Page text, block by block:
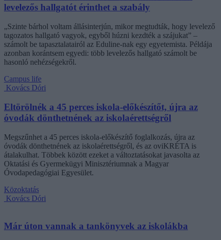
levelezős hallgatót érinthet a szabály
„Szinte bárhol voltam állásinterjún, mikor megtudták, hogy levelező
tagozatos hallgató vagyok, egyből húzni kezdték a szájukat” –
számolt be tapasztalatairól az Eduline-nak egy egyetemista. Példája
azonban korántsem egyedi: több levelezős hallgató számolt be
hasonló nehézségekről.
Campus life
Kovács Dóri
Eltörölnék a 45 perces iskola-előkészítőt, újra az
óvodák dönthetnének az iskolaérettségről
Megszűnhet a 45 perces iskola-előkészítő foglalkozás, újra az
óvodák dönthetnének az iskolaérettségről, és az oviKRÉTA is
átalakulhat. Többek között ezeket a változtatásokat javasolta az
Oktatási és Gyermekügyi Minisztériumnak a Magyar
Óvodapedagógiai Egyesület.
Közoktatás
Kovács Dóri
Már úton vannak a tankönyvek az iskolákba